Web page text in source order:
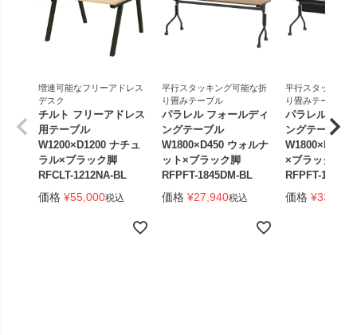
増連可能なフリーアドレス
デスク
チルト フリーアドレス
用テーブル
W1200×D1200 ナチュ
ラル×ブラック脚
RFCLT-1212NA-BL
価格 ¥55,000税込
平行スタッキング可能な折
り畳みテーブル
パラレル フォールディ
ングテーブル
W1800×D450 ウォルナ
ット×ブラック脚
RFPFT-1845DM-BL
価格 ¥27,940税込
平行スタッキン
り畳みテーブル
パラレル フォ
ングテーブル
W1800×D450
×ブラック脚
RFPFT-
価格 ¥33,440